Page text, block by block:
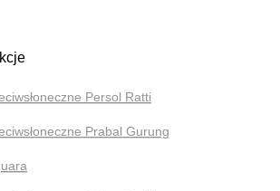
Persol Ratti
Prabal Gurung